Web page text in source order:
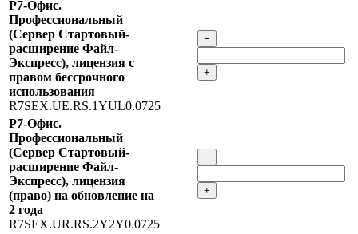
Р7-Офис.
Профессиональный
(Сервер Стартовый-
расширение Файл-
Экспресс), лицензия с
правом бессрочного
использования
R7SEX.UE.RS.1YUL0.0725
−
+
Р7-Офис.
Профессиональный
(Сервер Стартовый-
расширение Файл-
Экспресс), лицензия
(право) на обновление на
2 года
R7SEX.UR.RS.2Y2Y0.0725
−
+